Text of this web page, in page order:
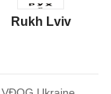
Rukh Lviv